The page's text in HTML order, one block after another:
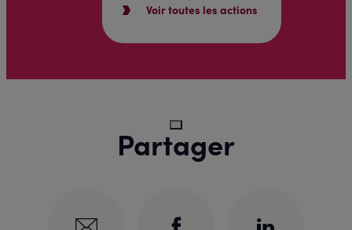
Voir toutes les actions
Partager